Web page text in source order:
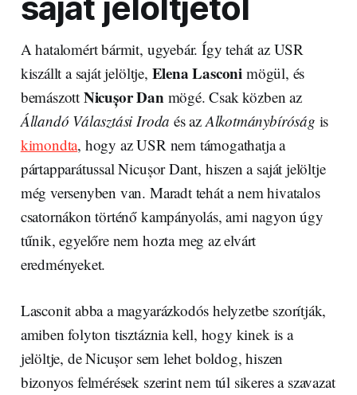
saját jelöltjétől
A hatalomért bármit, ugyebár. Így tehát az USR
kiszállt a saját jelöltje, Elena Lasconi mögül, és
bemászott Nicușor Danmögé. Csak közben az
Állandó Választási Iroda és azAlkotmánybíróság is
kimondta, hogy az USR nem támogathatja a
pártapparátussal Nicușor Dant, hiszen a saját jelöltje
még versenyben van. Maradt tehát a nem hivatalos
csatornákon történő kampányolás, ami nagyon úgy
tűnik, egyelőre nem hozta meg az elvárt
eredményeket.
Lasconit abba a magyarázkodós helyzetbe szorítják,
amiben folyton tisztáznia kell, hogy kinek is a
jelöltje, de Nicușor sem lehet boldog, hiszen
bizonyos felmérések szerint nem túl sikeres a szavazat